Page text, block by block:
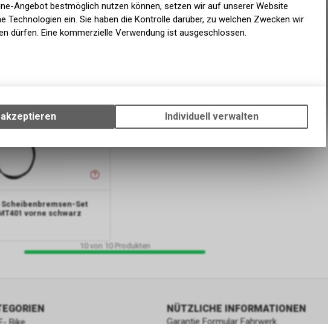
Set
M7100 vorne
Shimano Shimano Scheibenbremsen-Set
SLX BR-M7100 mit BL-M7100 hinten
Set
vorne schwarz
10von 10Produkten
NÜTZLICHE INFORMATIONEN
Garantie Formular Fahrwerk
Angebot bestmöglich nutzen können, setzen wir auf unserer Website
Technologien ein. Sie haben die Kontrolle darüber, zu welchen Zwecken wir
dürfen. Eine kommerzielle Verwendung ist ausgeschlossen.
Gerät, um die grundlegenden Funktionen unseres Online-Angebots, wie die
des Warenkorbs, zu ermöglichen. Bitte beachten Sie, dass die
Individuell verwalten